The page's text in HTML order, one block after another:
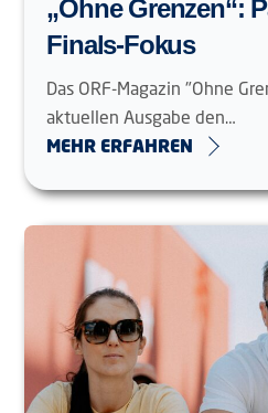
„Ohne Grenzen“:
Finals-Fokus
Das ORF-Magazin "Ohne
aktuellen Ausgabe den…
MEHR ERFAHREN